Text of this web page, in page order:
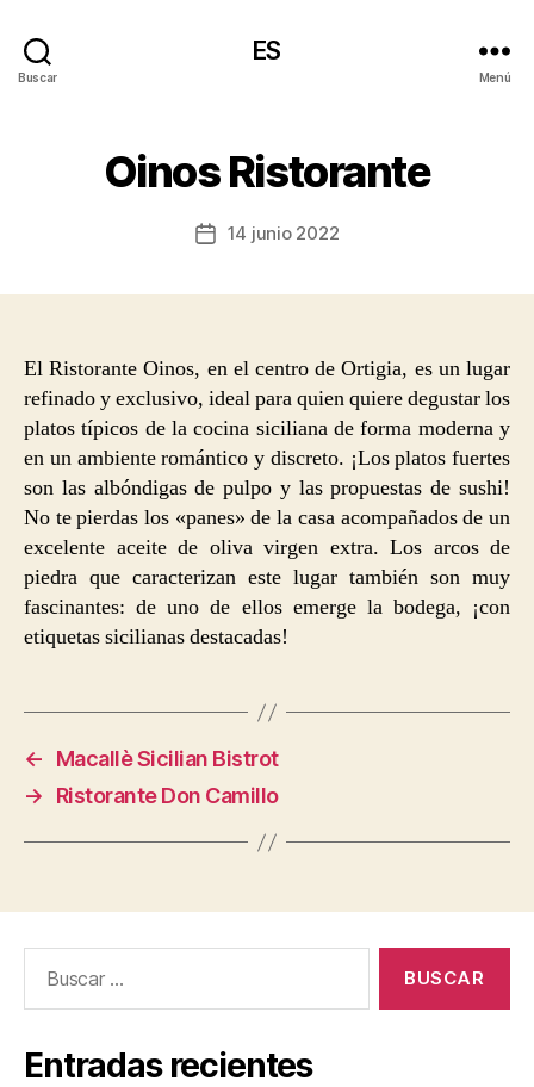
Buscar
ES
Menú
Oinos Ristorante
Fecha14 junio 2022
El Ristorante Oinos, en el centro de Ortigia, es un lugar
refinado y exclusivo, ideal para quien quiere degustar los
platos típicos de la cocina siciliana de forma moderna y
en un ambiente romántico y discreto. ¡Los platos fuertes
son las albóndigas de pulpo y las propuestas de sushi!
No te pierdas los «panes» de la casa acompañados de un
excelente aceite de oliva virgen extra. Los arcos de
piedra que caracterizan este lugar también son muy
fascinantes: de uno de ellos emerge la bodega, ¡con
etiquetas sicilianas destacadas!
←
Macallè Sicilian Bistrot
→
Ristorante Don Camillo
Entradas recientes